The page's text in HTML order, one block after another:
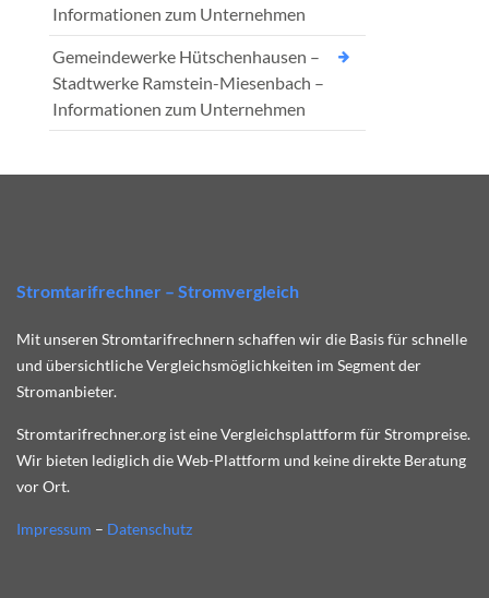
Informationen zum Unternehmen
Gemeindewerke Hütschenhausen –
Stadtwerke Ramstein-Miesenbach –
Informationen zum Unternehmen
Stromtarifrechner – Stromvergleich
Mit unseren Stromtarifrechnern schaffen wir die Basis für schnelle
und übersichtliche Vergleichsmöglichkeiten im Segment der
Stromanbieter.
Stromtarifrechner.org ist eine Vergleichsplattform für Strompreise.
Wir bieten lediglich die Web-Plattform und keine direkte Beratung
vor Ort.
Impressum – Datenschutz